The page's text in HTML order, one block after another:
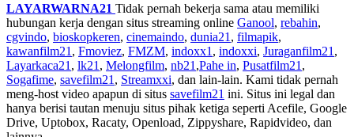
LAYARWARNA21 Tidak pernah bekerja sama atau memiliki
hubungan kerja dengan situs streaming online Ganool, rebahin,
cgvindo, bioskopkeren, cinemaindo, dunia21 , filmapik,
kawanfilm21 , Fmoviez, FMZM, indoxx1 , indoxxi, Juraganfilm21 ,
Layarkaca21 , lk21 , Melongfilm, nb21 ,Pahe in, Pusatfilm21 ,
Sogafime, savefilm21 , Streamxxi, dan lain-lain. Kami tidak pernah
meng-host video apapun di situs savefilm21 ini. Situs ini legal dan
hanya berisi tautan menuju situs pihak ketiga seperti Acefile, Google
Drive, Uptobox, Racaty, Openload, Zippyshare, Rapidvideo, dan